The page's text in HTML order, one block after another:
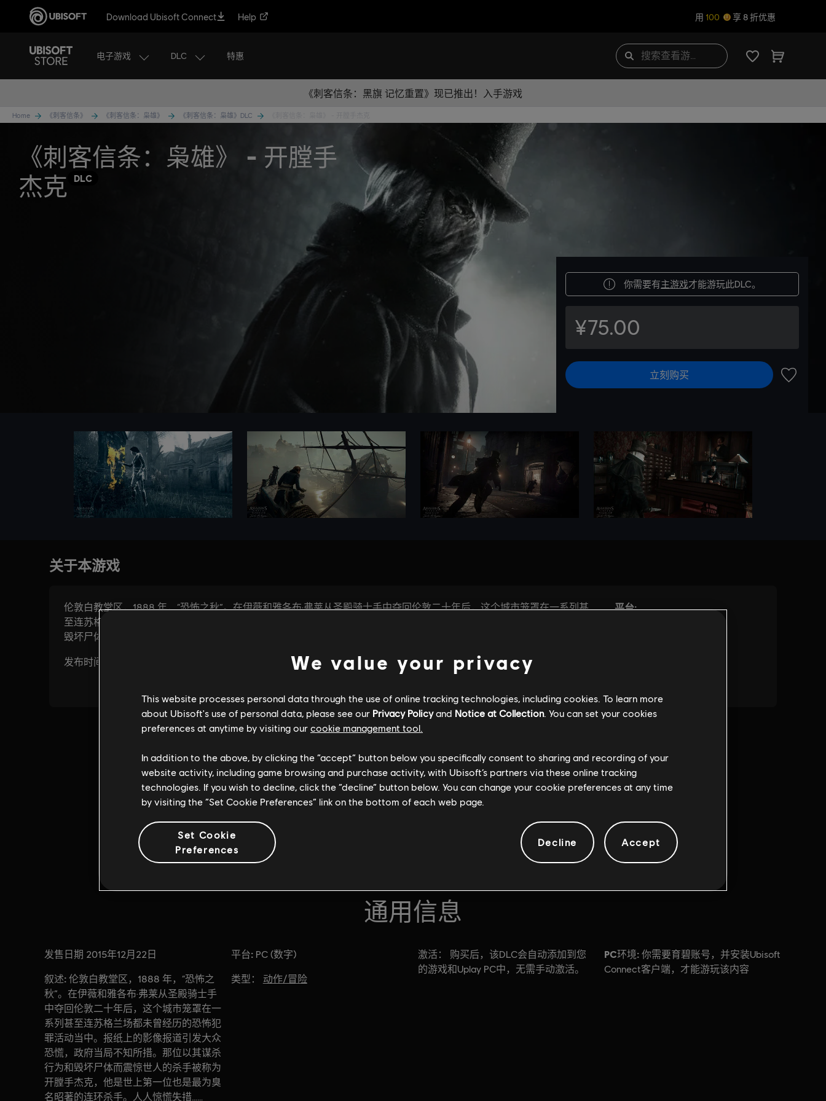
Download Ubisoft Connect Help 用 100 享 8 折优惠
电子游戏 DLC 特惠
《刺客信条：黑旗 记忆重置》现已推出！入手游戏
Home 《刺客信条》 《刺客信条：枭雄》 《刺客信条：枭雄》DLC
《刺客信条：枭雄》 - 开膛手
杰克
DLC
你需要有主游戏才能游玩此DLC。
¥75.00
立刻购买
通用信息
发售日期 2015年12月22日
叙述: 伦敦白教堂区，1888 年，“恐怖之
秋”。在伊薇和雅各布·弗莱从圣殿骑士手
中夺回伦敦二十年后，这个城市笼罩在一
系列甚至连苏格兰场都未曾经历的恐怖犯
罪活动当中。报纸上的影像报道引发大众
恐慌，政府当局不知所措。那位以其谋杀
行为和毁坏尸体而震惊世人的杀手被称为
开膛手杰克，他是世上第一位也是最为臭
名昭著的连环杀手。人人惊慌失措……
平台: PC (数字)
类型： 动作/冒险
激活：
购买后，该DLC会自动添加到您
的游戏和Uplay PC中，无需手动激活。
PC环境: 你需要育碧账号，并安装Ubisoft
Connect客户端，才能游玩该内容
We value your privacy
This website processes personal data through the use of online tracking technologies, including cookies. To learn more
about Ubisoft's use of personal data, please see our Privacy Policyand Notice at Collection. You can set your cookies
preferences at anytime by visiting our cookie management tool.
In addition to the above, by clicking the “accept” button below you specifically consent to sharing and recording of your
website activity, including game browsing and purchase activity, with Ubisoft’s partners via these online tracking
technologies. If you wish to decline, click the “decline” button below. You can change your cookie preferences at any time
by visiting the “Set Cookie Preferences” link on the bottom of each web page.
Set Cookie
Preferences
Decline Accept